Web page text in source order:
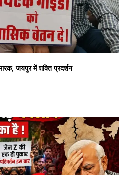
जयपुर में शक्ति प्रदर्शन